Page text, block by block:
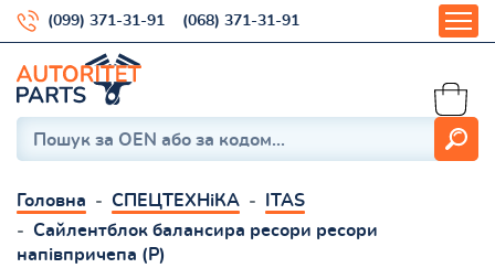
(099) 371-31-91 (068) 371-31-91
Головна СПЕЦТЕХНіКА
ITAS
Сайлентблок балансира ресори ресори
напівпричепа (Р)